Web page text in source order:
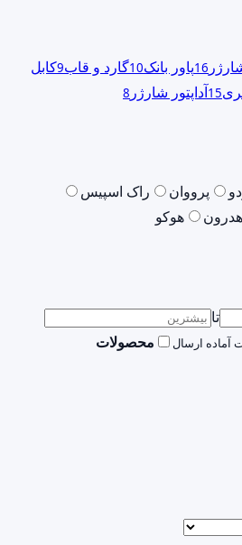
16پاور بانک10گارد و قاب9کابل
15آداپتور شارژر 8
پرووان
راک اسپیس
هدرون هوکو
تا
آماده ارسال
محصولات